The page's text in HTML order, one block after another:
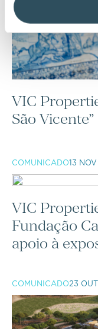
VIC
São
COMUNICADO13
VIC
Fundação
apoio à
COMUNICADO23